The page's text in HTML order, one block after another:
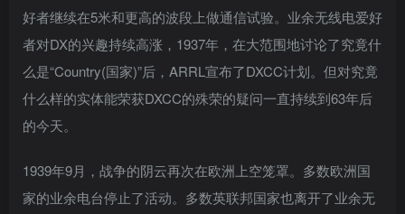
好者继续在5米和更高的波段上做通信试验。业余无线电爱好
者对DX的兴趣持续高涨，1937年，在大范围地讨论了究竟什
么是“Country(国家)”后，ARRL宣布了DXCC计划。但对究竟
什么样的实体能荣获DXCC的殊荣的疑问一直持续到63年后
的今天。
1939年9月，战争的阴云再次在欧洲上空笼罩。多数欧洲国
家的业余电台停止了活动。多数英联邦国家也离开了业余无